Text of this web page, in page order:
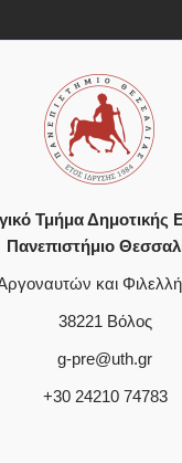
Τμήμα Δημοτικής
Πανεπιστήμιο
και
38221 Βόλος
g-pre@uth.gr
+30 24210 74783